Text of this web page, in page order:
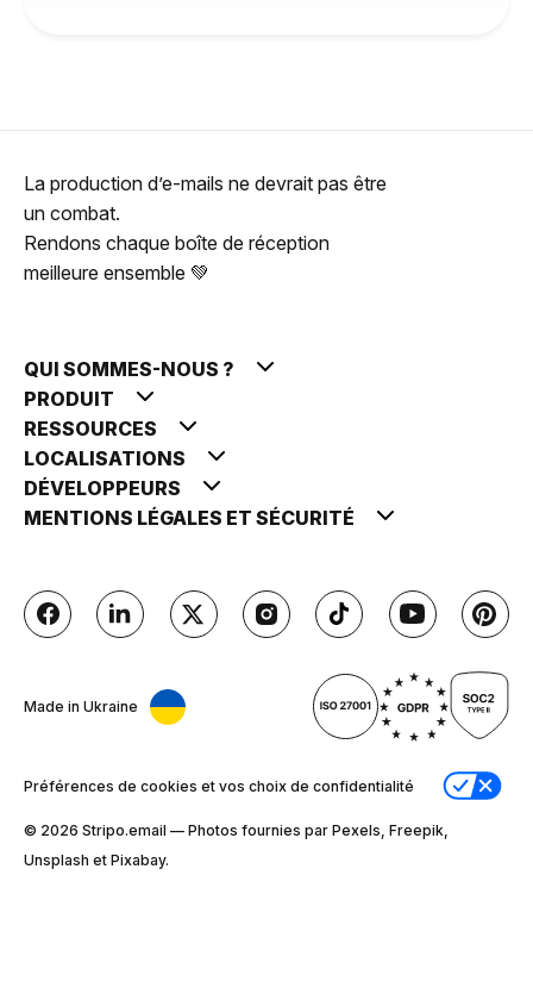
La production d’e-mails ne devrait pas être
un combat.
Rendons chaque boîte de réception
meilleure ensemble 💚
QUI SOMMES-NOUS ?
PRODUIT
RESSOURCES
LOCALISATIONS
DÉVELOPPEURS
MENTIONS LÉGALES ET SÉCURITÉ
Made in Ukraine
Préférences de cookies et vos choix de confidentialité
© 2026 Stripо.email — Photos fournies par Pexels, Freepik,
Unsplash et Pixabay.